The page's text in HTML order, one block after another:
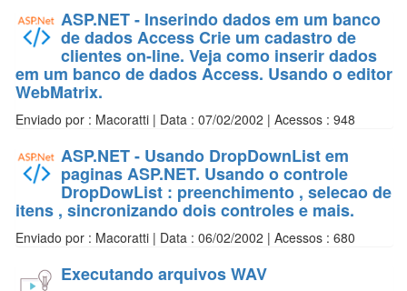
ASP.NET - Inserindo dados em um banco
de dados Access Crie um cadastro de
clientes on-line. Veja como inserir dados
em um banco de dados Access. Usando o editor
WebMatrix.
Enviado por : Macoratti | Data : 07/02/2002 | Acessos : 948
ASP.NET - Usando DropDownList em
paginas ASP.NET. Usando o controle
DropDowList : preenchimento , selecao de
itens , sincronizando dois controles e mais.
Enviado por : Macoratti | Data : 06/02/2002 | Acessos : 680
Executando arquivos WAV